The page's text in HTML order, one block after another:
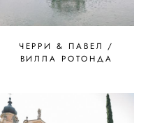
ЧЕРРИ & ПАВЕЛ /
ВИЛЛА РОТОНДА